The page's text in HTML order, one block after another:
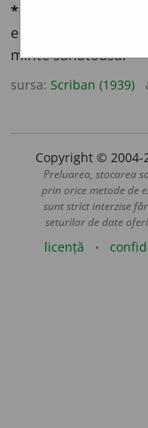
*echilibréz
echilibru:
minte sănătoasă.
sursa: Scriban (1939)
Copyright ©
Preluarea, stocarea
prin orice metode de
sunt strict interzise
seturilor de date
licență